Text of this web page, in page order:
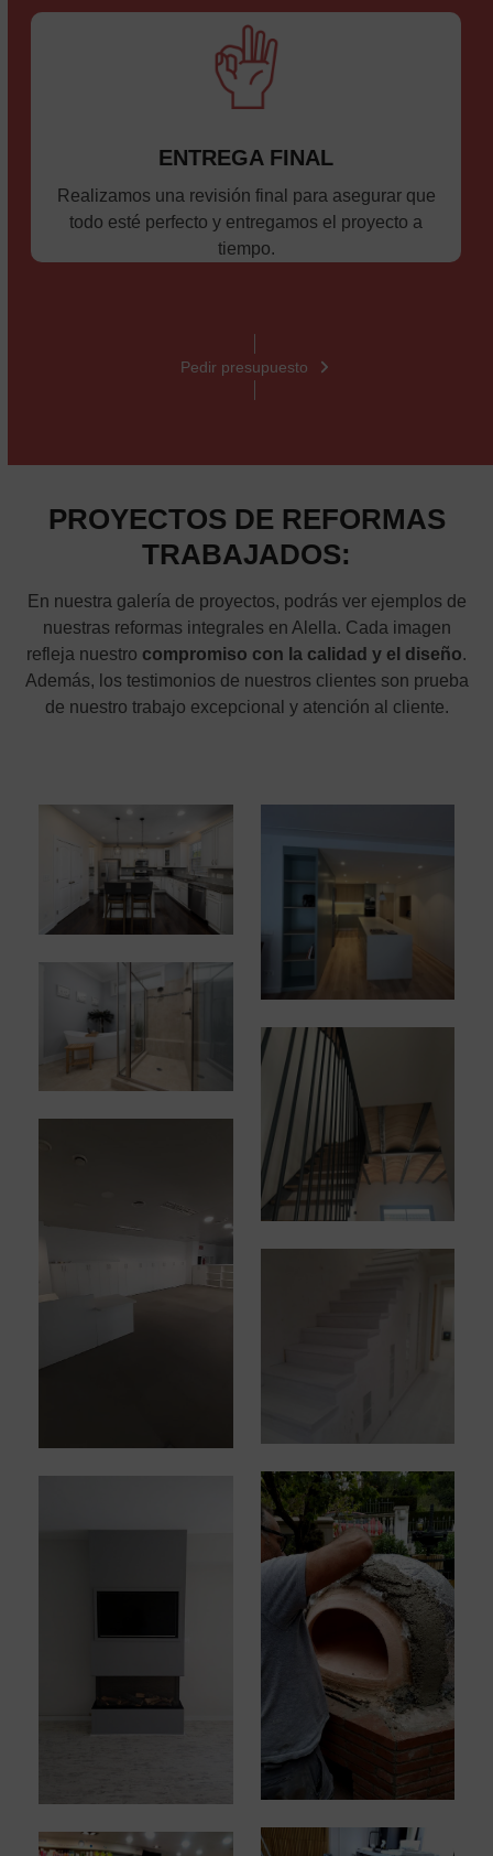
ENTREGA FINAL
Realizamos una revisión final para asegurar que
todo esté perfecto y entregamos el proyecto a
tiempo.
Pedir presupuesto
PROYECTOS DE REFORMAS
TRABAJADOS:
En nuestra galería de proyectos, podrás ver ejemplos de
nuestras reformas integrales en Alella. Cada imagen
refleja nuestro compromiso con la calidad y el diseño.
Además, los testimonios de nuestros clientes son prueba
de nuestro trabajo excepcional y atención al cliente.